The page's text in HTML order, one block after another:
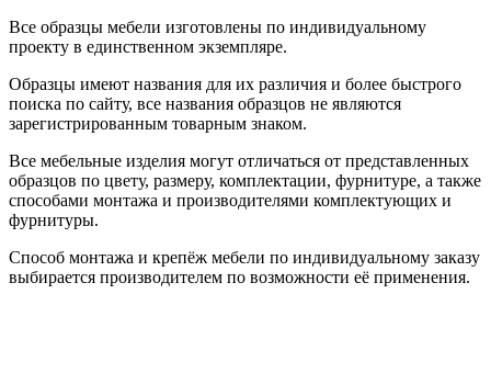
Все образцы мебели изготовлены по индивидуальному
проекту в единственном экземпляре.
Образцы имеют названия для их различия и более быстрого
поиска по сайту, все названия образцов не являются
зарегистрированным товарным знаком.
Все мебельные изделия могут отличаться от представленных
образцов по цвету, размеру, комплектации, фурнитуре, а также
способами монтажа и производителями комплектующих и
фурнитуры.
Способ монтажа и крепёж мебели по индивидуальному заказу
выбирается производителем по возможности её применения.